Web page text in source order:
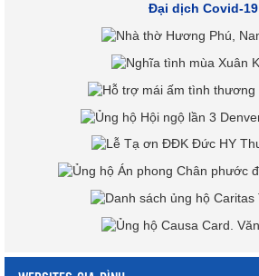
Đại dịch Covid-19